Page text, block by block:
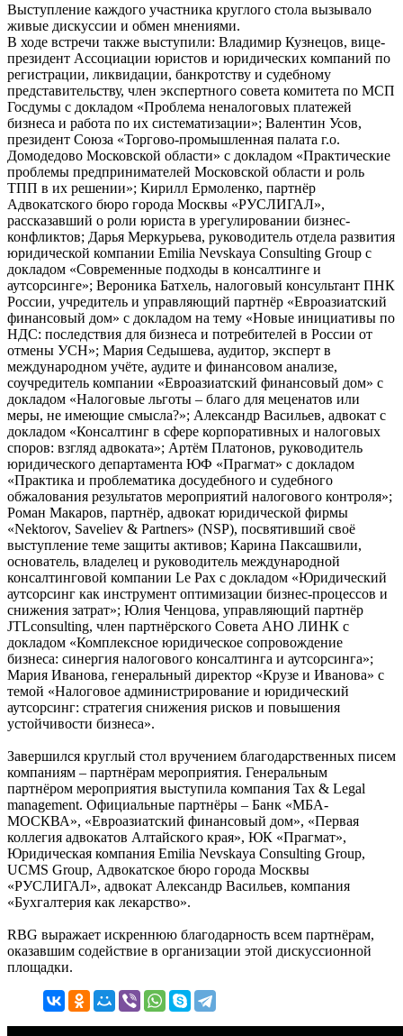
Выступление каждого участника круглого стола вызывало
живые дискуссии и обмен мнениями.
В ходе встречи также выступили: Владимир Кузнецов, вице-
президент Ассоциации юристов и юридических компаний по
регистрации, ликвидации, банкротству и судебному
представительству, член экспертного совета комитета по МСП
Госдумы с докладом «Проблема неналоговых платежей
бизнеса и работа по их систематизации»; Валентин Усов,
президент Союза «Торгово-промышленная палата г.о.
Домодедово Московской области» с докладом «Практические
проблемы предпринимателей Московской области и роль
ТПП в их решении»; Кирилл Ермоленко, партнёр
Адвокатского бюро города Москвы «РУСЛИГАЛ»,
рассказавший о роли юриста в урегулировании бизнес-
конфликтов; Дарья Меркурьева, руководитель отдела развития
юридической компании Emilia Nevskaya Consulting Group с
докладом «Современные подходы в консалтинге и
аутсорсинге»; Вероника Батхель, налоговый консультант ПНК
России, учредитель и управляющий партнёр «Евроазиатский
финансовый дом» с докладом на тему «Новые инициативы по
НДС: последствия для бизнеса и потребителей в России от
отмены УСН»; Мария Седышева, аудитор, эксперт в
международном учёте, аудите и финансовом анализе,
соучредитель компании «Евроазиатский финансовый дом» с
докладом «Налоговые льготы – благо для меценатов или
меры, не имеющие смысла?»; Александр Васильев, адвокат с
докладом «Консалтинг в сфере корпоративных и налоговых
споров: взгляд адвоката»; Артём Платонов, руководитель
юридического департамента ЮФ «Прагмат» с докладом
«Практика и проблематика досудебного и судебного
обжалования результатов мероприятий налогового контроля»;
Роман Макаров, партнёр, адвокат юридической фирмы
«Nektorov, Saveliev & Partners» (NSP), посвятивший своё
выступление теме защиты активов; Карина Паксашвили,
основатель, владелец и руководитель международной
консалтинговой компании Le Pax с докладом «Юридический
аутсорсинг как инструмент оптимизации бизнес-процессов и
снижения затрат»; Юлия Ченцова, управляющий партнёр
JTLconsulting, член партнёрского Совета АНО ЛИНК с
докладом «Комплексное юридическое сопровождение
бизнеса: синергия налогового консалтинга и аутсорсинга»;
Мария Иванова, генеральный директор «Крузе и Иванова» с
темой «Налоговое администрирование и юридический
аутсорсинг: стратегия снижения рисков и повышения
устойчивости бизнеса».
Завершился круглый стол вручением благодарственных писем
компаниям – партнёрам мероприятия. Генеральным
партнёром мероприятия выступила компания Tax & Legal
management. Официальные партнёры – Банк «МБА-
МОСКВА», «Евроазиатский финансовый дом», «Первая
коллегия адвокатов Алтайского края», ЮК «Прагмат»,
Юридическая компания Emilia Nevskaya Consulting Group,
UCMS Group, Адвокатское бюро города Москвы
«РУСЛИГАЛ», адвокат Александр Васильев, компания
«Бухгалтерия как лекарство».
RBG выражает искреннюю благодарность всем партнёрам,
оказавшим содействие в организации этой дискуссионной
площадки.